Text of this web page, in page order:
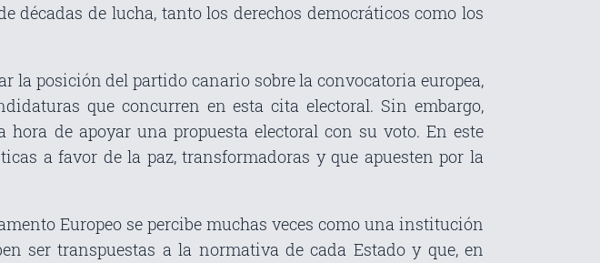
décadas de lucha, tanto los derechos democráticos como los
la posición del partido canario sobre la convocatoria europea,
que concurren en esta cita electoral. Sin embargo,
de apoyar una propuesta electoral con su voto. En este
a favor de la paz, transformadoras y que apuesten por la
Europeo se percibe muchas veces como una institución
ser transpuestas a la normativa de cada Estado y que, en